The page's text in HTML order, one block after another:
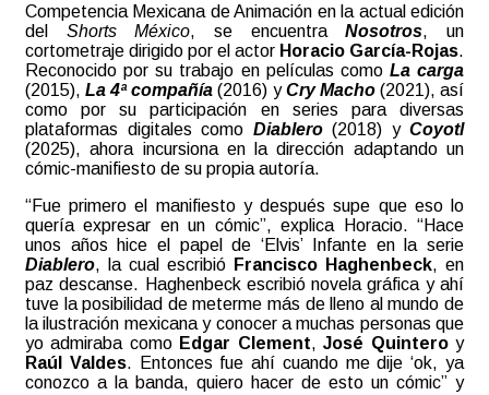
Competencia Mexicana de Animación en la actual edición
del Shorts México, se encuentraNosotros, un
cortometraje dirigido por el actor Horacio García-Rojas.
Reconocido por su trabajo en películas como La carga
(2015),La 4ª compañía (2016) yCry Macho(2021), así
como por su participación en series para diversas
plataformas digitales como Diablero (2018) y Coyotl
(2025), ahora incursiona en la dirección adaptando un
cómic-manifiesto de su propia autoría.
“Fue primero el manifiesto y después supe que eso lo
quería expresar en un cómic”, explica Horacio. “Hace
unos años hice el papel de ‘Elvis’ Infante en la serie
Diablero, la cual escribió Francisco Haghenbeck, en
paz descanse. Haghenbeck escribió novela gráfica y ahí
tuve la posibilidad de meterme más de lleno al mundo de
la ilustración mexicana y conocer a muchas personas que
yo admiraba como Edgar Clement,José Quinteroy
Raúl Valdes. Entonces fue ahí cuando me dije ‘ok, ya
conozco a la banda, quiero hacer de esto un cómic” y